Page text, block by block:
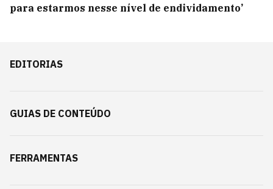
para estarmos nesse nível de endividamento’
EDITORIAS
GUIAS DE CONTEÚDO
FERRAMENTAS